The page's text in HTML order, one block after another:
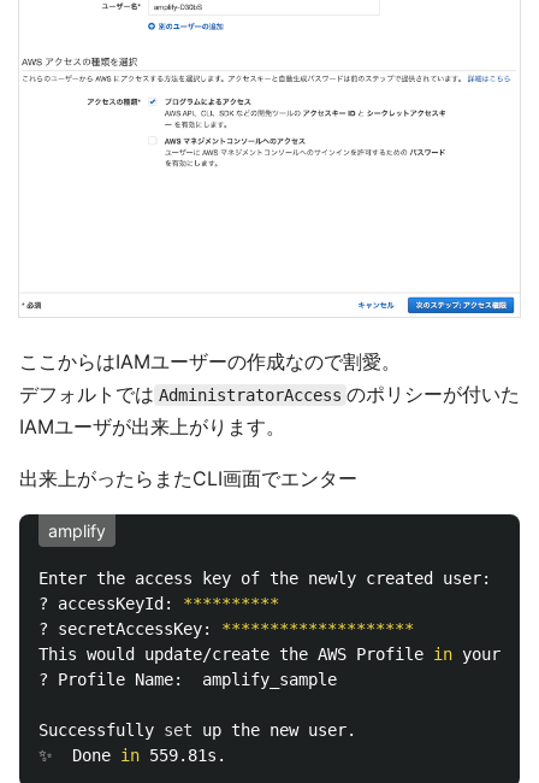
ここからはIAMユーザーの作成なので割愛。
デフォルトでは AdministratorAccess のポリシーが付いた
IAMユーザが出来上がります。
出来上がったらまたCLI画面でエンター
amplify
Enter the access key of the newly created user:
? accessKeyId: **********
? secretAccessKey: ********************
This would update/create the AWS Profile in your
? Profile Name:  amplify_sample
Successfully set up the new user.
✨  Done in